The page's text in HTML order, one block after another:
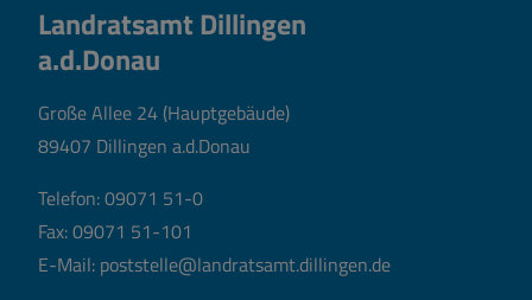
Landratsamt Dillingen
a.d.Donau
Große Allee 24 (Hauptgebäude)
89407 Dillingen a.d.Donau
Telefon:09071 51-0
Fax: 09071 51-101
E-Mail: poststelle@landratsamt.dillingen.de